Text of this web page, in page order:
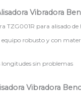
Vibradora
TZG001R para alisado
equipo robusto y con
sin problemas
Vibradora